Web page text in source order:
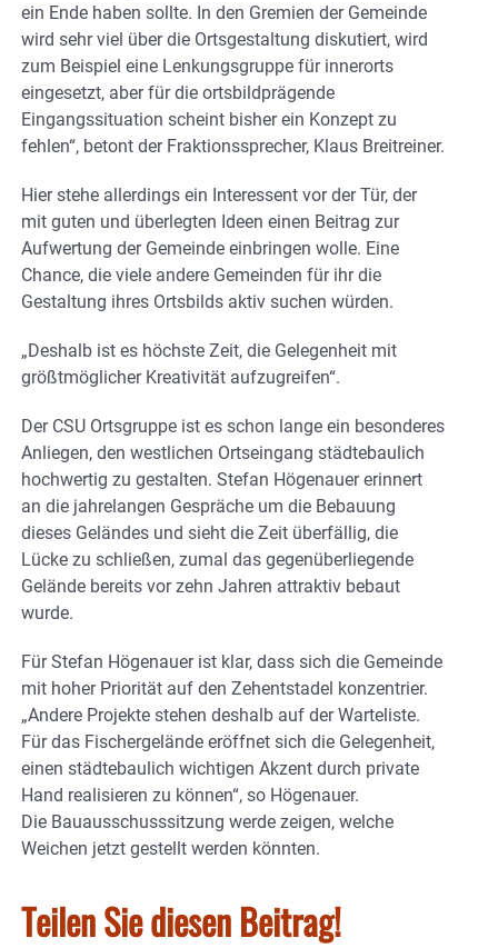
ein Ende haben sollte. In den Gremien der Gemeinde
wird sehr viel über die Ortsgestaltung diskutiert, wird
zum Beispiel eine Lenkungsgruppe für innerorts
eingesetzt, aber für die ortsbildprägende
Eingangssituation scheint bisher ein Konzept zu
fehlen“, betont der Fraktionssprecher, Klaus Breitreiner.
Hier stehe allerdings ein Interessent vor der Tür, der
mit guten und überlegten Ideen einen Beitrag zur
Aufwertung der Gemeinde einbringen wolle. Eine
Chance, die viele andere Gemeinden für ihr die
Gestaltung ihres Ortsbilds aktiv suchen würden.
„Deshalb ist es höchste Zeit, die Gelegenheit mit
größtmöglicher Kreativität aufzugreifen“.
Der CSU Ortsgruppe ist es schon lange ein besonderes
Anliegen, den westlichen Ortseingang städtebaulich
hochwertig zu gestalten. Stefan Högenauer erinnert
an die jahrelangen Gespräche um die Bebauung
dieses Geländes und sieht die Zeit überfällig, die
Lücke zu schließen, zumal das gegenüberliegende
Gelände bereits vor zehn Jahren attraktiv bebaut
wurde.
Für Stefan Högenauer ist klar, dass sich die Gemeinde
mit hoher Priorität auf den Zehentstadel konzentrier.
„Andere Projekte stehen deshalb auf der Warteliste.
Für das Fischergelände eröffnet sich die Gelegenheit,
einen städtebaulich wichtigen Akzent durch private
Hand realisieren zu können“, so Högenauer.
Die Bauausschusssitzung werde zeigen, welche
Weichen jetzt gestellt werden könnten.
Teilen Sie diesen Beitrag!